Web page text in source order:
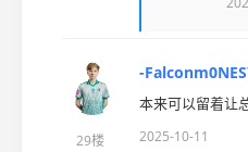
29楼
-
本来可以留着让
2025-10-11